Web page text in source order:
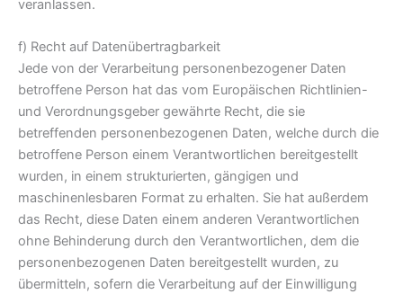
veranlassen.
f) Recht auf Datenübertragbarkeit
Jede von der Verarbeitung personenbezogener Daten
betroffene Person hat das vom Europäischen Richtlinien-
und Verordnungsgeber gewährte Recht, die sie
betreffenden personenbezogenen Daten, welche durch die
betroffene Person einem Verantwortlichen bereitgestellt
wurden, in einem strukturierten, gängigen und
maschinenlesbaren Format zu erhalten. Sie hat außerdem
das Recht, diese Daten einem anderen Verantwortlichen
ohne Behinderung durch den Verantwortlichen, dem die
personenbezogenen Daten bereitgestellt wurden, zu
übermitteln, sofern die Verarbeitung auf der Einwilligung